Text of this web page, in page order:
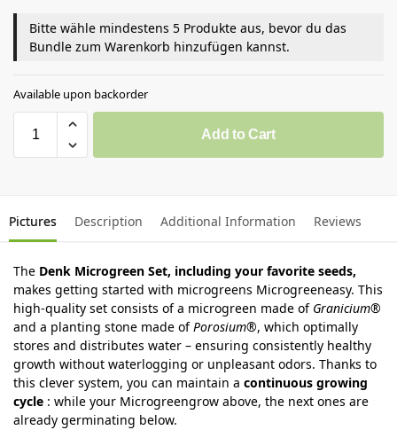
Bitte wähle mindestens 5 Produkte aus, bevor du das
Bundle zum Warenkorb hinzufügen kannst.
Available upon backorder
Add to Cart
Pictures Description Additional Information Reviews
The Denk Microgreen Set, including your favorite seeds,
makes getting started with microgreens Microgreeneasy. This
high-quality set consists of a microgreen made of Granicium®
and a planting stone made ofPorosium®, which optimally
stores and distributes water – ensuring consistently healthy
growth without waterlogging or unpleasant odors. Thanks to
this clever system, you can maintain a continuous growing
cycle : while your Microgreengrow above, the next ones are
already germinating below.